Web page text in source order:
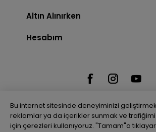
Altın Alınırken
Hesabım
Powered bynopCommerce
Bu internet sitesinde deneyiminizi
reklamlar ya da içerikler sunmak ve
için çerezleri kullanıyoruz. "Tamam"a